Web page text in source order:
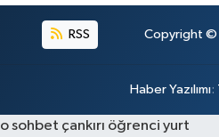
RSS Copyright ©
Haber Yazılımı:
o sohbet çankırı öğrenci yurt